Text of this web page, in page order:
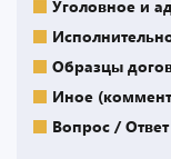
Уголовное и
Образцы
Иное
Вопрос / Ответ